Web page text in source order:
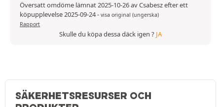
Översatt omdöme lämnat 2025-10-26 av Csabesz efter ett
köpupplevelse 2025-09-24- visa original (ungerska)
Rapport
Skulle du köpa dessa däck igen ? JA
SÄKERHETSRESURSER OCH